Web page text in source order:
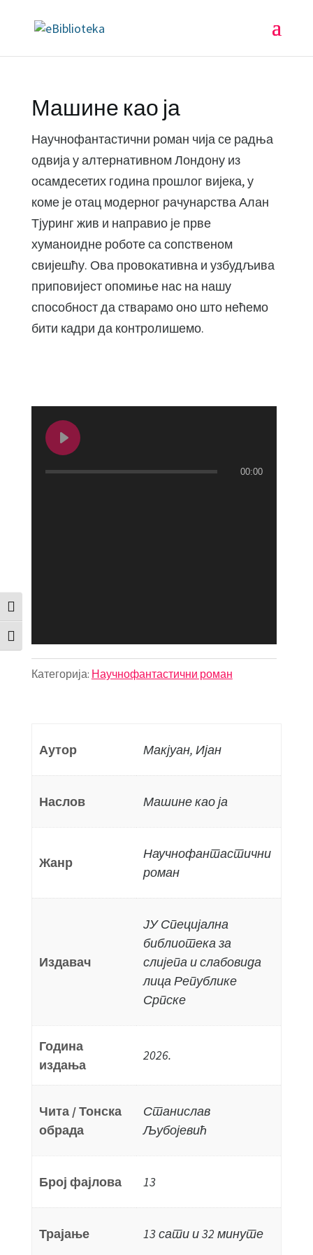
Toggle High Contrast
Toggle Font size
Машине као ја
Научнофантастични роман чија се радња
одвија у алтернативном Лондону из
осамдесетих година прошлог вијека, у
коме је отац модерног рачунарства Алан
Тјуринг жив и направио је прве
хуманоидне роботе са сопственом
свијешћу. Ова провокативна и узбудљива
приповијест опомиње нас на нашу
способност да стварамо оно што нећемо
бити кадри да контролишемо.
00:00
Категорија: Научнофантастични роман
Аутор Макјуан, Ијан
Наслов Машине као ја
Жанр
Научнофантастични
роман
Издавач
ЈУ Специјална
библиотека за
слијепа и слабовида
лица Републике
Српске
Година
издања
2026.
Чита / Тонска
обрада
Станислав
Љубојевић
Број фајлова 13
Трајање 13 сати и 32 минуте